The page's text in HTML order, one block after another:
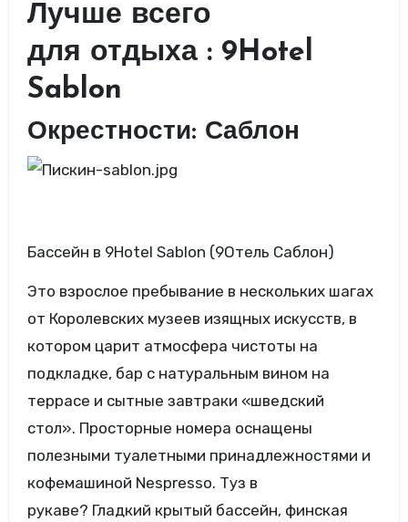
Лучше всего
для отдыха : 9Hotel
Sablon
Окрестности: Саблон
Бассейн в 9Hotel Sablon (9Отель Саблон)
Это взрослое пребывание в нескольких шагах
от Королевских музеев изящных искусств, в
котором царит атмосфера чистоты на
подкладке, бар с натуральным вином на
террасе и сытные завтраки «шведский
стол». Просторные номера оснащены
полезными туалетными принадлежностями и
кофемашиной Nespresso. Туз в
рукаве? Гладкий крытый бассейн, финская